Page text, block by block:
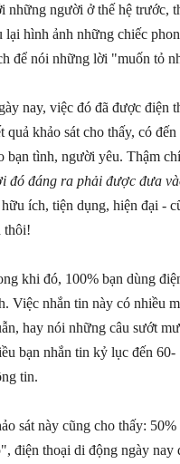
những người ở thế hệ trước,
lại hình ảnh những chiếc
để nói những lời "muốn tỏ
nay, việc đó đã được điện
quả khảo sát cho thấy, có
bạn tình, người yêu. Thậm
đó đáng ra phải được đưa
ích, tiện dụng, hiện đại -
thôi!
khi đó, 100% bạn dùng
Việc nhắn tin này có nhiều
hay nói những câu sướt
bạn nhắn tin kỷ lục đến
tin.
sát này cũng cho thấy:
điện thoại di động ngày nay